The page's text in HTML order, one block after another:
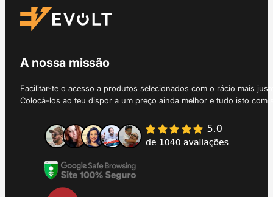
A nossa missão
Facilitar-te o acesso a produtos selecionados com o rácio mais
Colocá-los ao teu dispor a um preço ainda melhor e tudo isto